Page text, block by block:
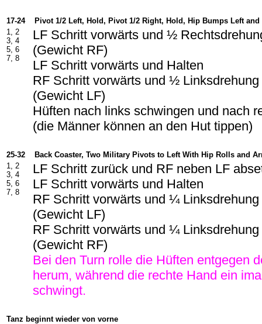
17-24
Pivot 1/2 Left, Hold, Pivot 1/2 Right, Hold, Hip Bumps Left and
1, 2
3, 4
5, 6
7, 8
LF Schritt vorwärts und ½
(Gewicht RF)
LF Schritt vorwärts und Halten
RF Schritt vorwärts und ½
(Gewicht LF)
Hüften nach links schwingen und nach
(die Männer können an den Hut tippen)
25-32
Back Coaster, Two Military Pivots to Left With Hip Rolls and
1, 2
3, 4
5, 6
7, 8
LF Schritt zurück und RF neben LF
LF Schritt vorwärts und Halten
RF Schritt vorwärts und ¼
(Gewicht LF)
RF Schritt vorwärts und ¼
(Gewicht RF)
Bei den Turn rolle die Hüften entgegen
herum, während die rechte Hand ein
schwingt.
Tanz beginnt wieder von vorne